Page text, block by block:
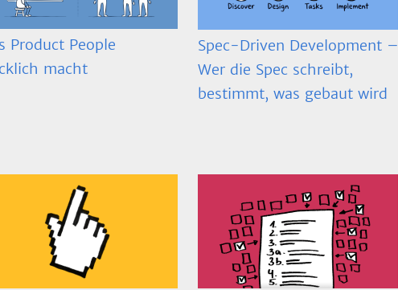
Product People
macht
Spec-Driven Development –
Wer die Spec schreibt,
bestimmt, was gebaut wird